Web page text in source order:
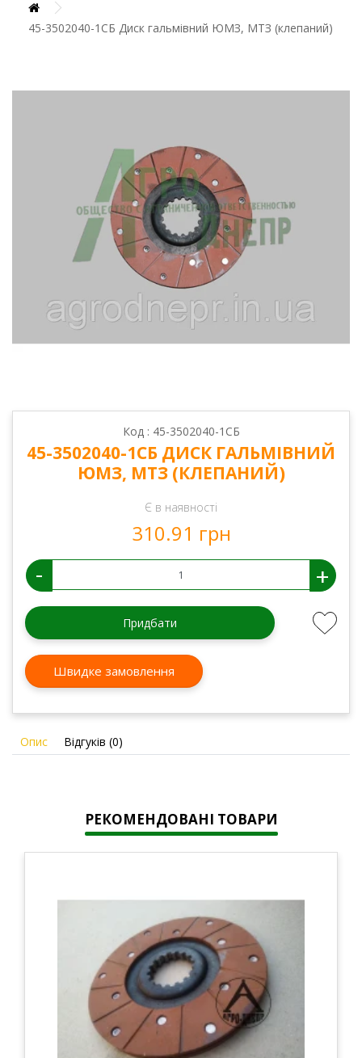
45-3502040-1СБ Диск гальмівний ЮМЗ, МТЗ (клепаний)
Код : 45-3502040-1СБ
45-3502040-1СБ ДИСК ГАЛЬМІВНИЙ
ЮМЗ, МТЗ (КЛЕПАНИЙ)
Є в наявності
310.91 грн
- +
Придбати
Швидке замовлення
Опис Відгуків (0)
РЕКОМЕНДОВАНІ ТОВАРИ